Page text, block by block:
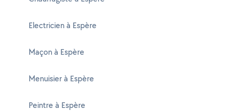
Electricien à Espère
Maçon à Espère
Menuisier à Espère
Peintre à Espère